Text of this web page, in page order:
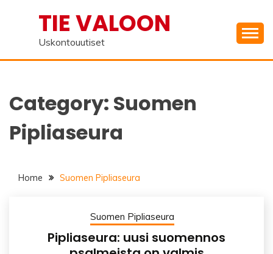
TIE VALOON
Uskontouutiset
Category: Suomen
Pipliaseura
Home Suomen Pipliaseura
Suomen Pipliaseura
Pipliaseura: uusi suomennos